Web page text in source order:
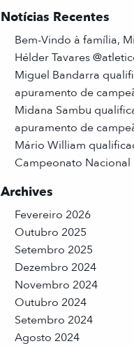
Notícias Recentes
Bem-Vindo à família,
Hélder Tavares
Miguel Bandarra
apuramento de
Midana Sambu
apuramento de
Mário William
Campeonato Nacional
Archives
Fevereiro 2026
Outubro 2025
Setembro 2025
Dezembro 2024
Novembro 2024
Outubro 2024
Setembro 2024
Agosto 2024